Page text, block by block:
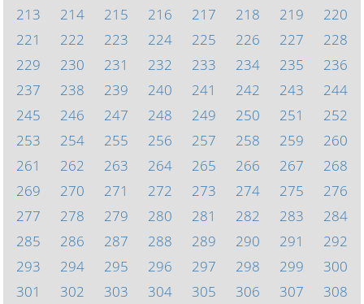
213
214 215 216 217 218 219
220
221
222 223 224 225 226 227
228
229
230 231 232 233 234 235
236
237
238 239 240 241 242 243
244
245
246 247 248 249 250 251
252
253
254 255 256 257 258 259
260
261
262 263 264 265 266 267
268
269
270 271 272 273 274 275
276
277
278 279 280 281 282 283
284
285
286 287 288 289 290 291
292
293
294 295 296 297 298 299
300
301
302 303 304 305 306 307
308